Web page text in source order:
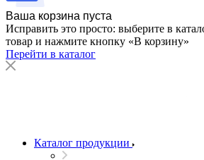
Ваша корзина пуста
Исправить это просто: выберите в
товар и нажмите кнопку «В корзину»
Перейти в каталог
Каталог продукции